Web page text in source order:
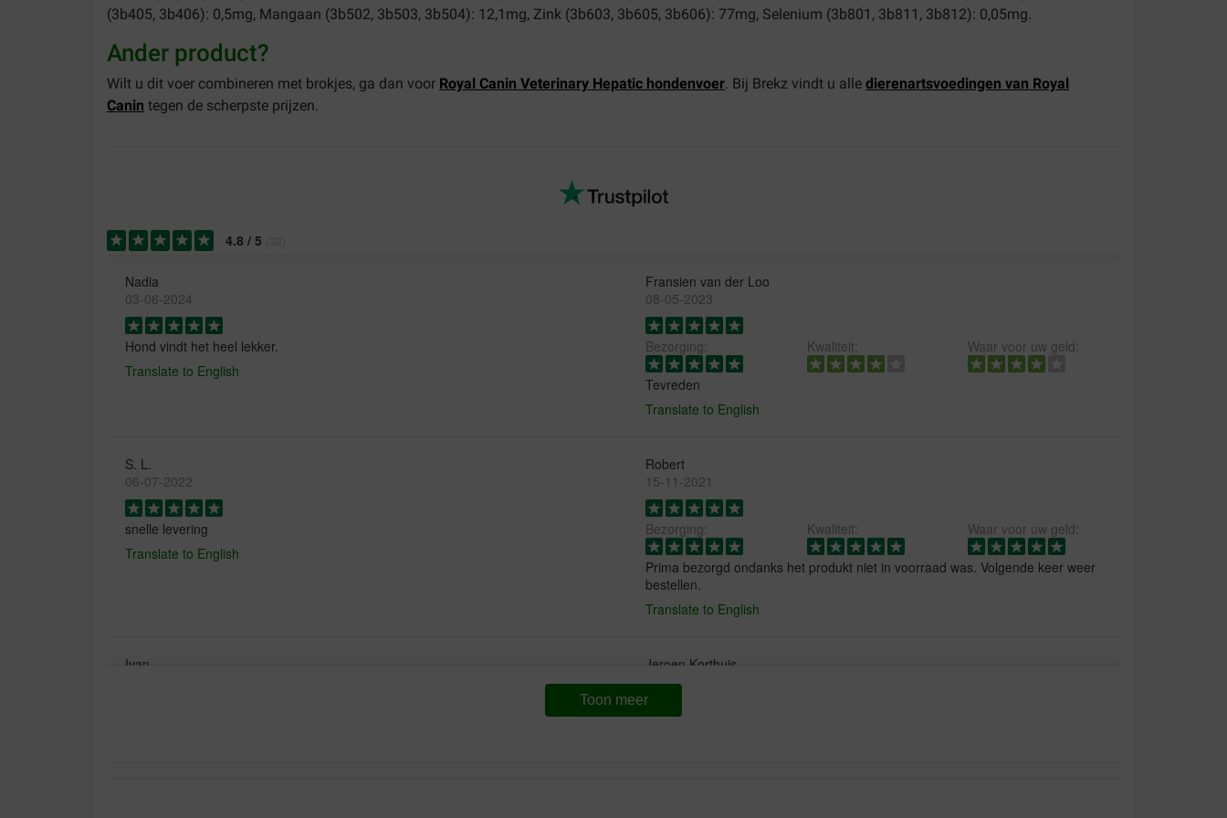
(3b405, 3b406): 0,5mg, Mangaan (3b502, 3b503, 3b504): 12,1mg, Zink (3b603, 3b605, 3b606): 77mg, Selenium (3b801, 3b811, 3b812): 0,05mg.
Ander product?
Wilt u dit voer combineren met brokjes, ga dan voor Royal Canin Veterinary Hepatic hondenvoer. Bij Brekz vindt u alle dierenartsvoedingen van Royal
Canin tegen de scherpste prijzen.
4.8 / 5
Nadia
03-06-2024
Hond vindt het heel lekker.
Translate to English
Fransien van der Loo
08-05-2023
Bezorging: Kwaliteit: Waar voor uw geld:
Tevreden
Translate to English
S. L.
06-07-2022
snelle levering
Translate to English
Robert
15-11-2021
Bezorging: Kwaliteit: Waar voor uw geld:
Prima bezorgd ondanks het produkt niet in voorraad was. Volgende keer weer
bestellen.
Translate to English
Ivan
Jeroen Korthuis
01-02-2019
Toon meer